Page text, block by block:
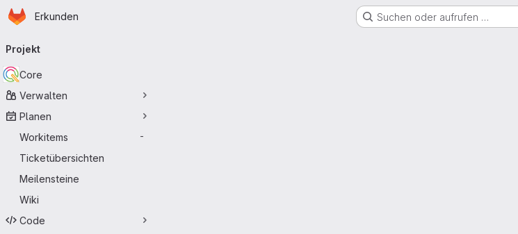
Zum Hauptinhalt springen
StartseiteErkunden Suchen oder aufrufen …
Projekt
Core
Verwalten
Planen
Workitems
-
Ticketübersichten
Meilensteine
Wiki
Code